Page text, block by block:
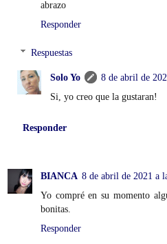
abrazo
Responder
Respuestas
Solo Yo
8 de abril de
Si, yo creo que la gustaran!
Responder
BIANCA 8 de abril de 2021 a
Yo compré en su momento
bonitas.
Responder